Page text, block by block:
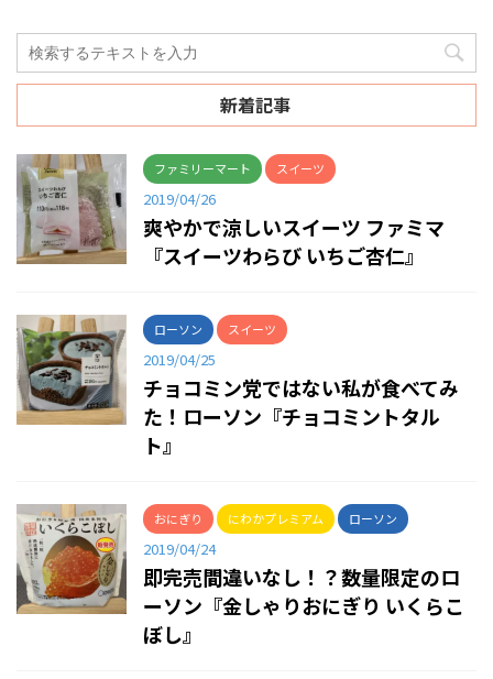
新着記事
ファミリーマート スイーツ
2019/04/26
爽やかで涼しいスイーツ ファミマ
『スイーツわらび いちご杏仁』
ローソン スイーツ
2019/04/25
チョコミン党ではない私が食べてみ
た！ローソン『チョコミントタル
ト』
おにぎり にわかプレミアム ローソン
2019/04/24
即完売間違いなし！？数量限定のロ
ーソン『金しゃりおにぎり いくらこ
ぼし』